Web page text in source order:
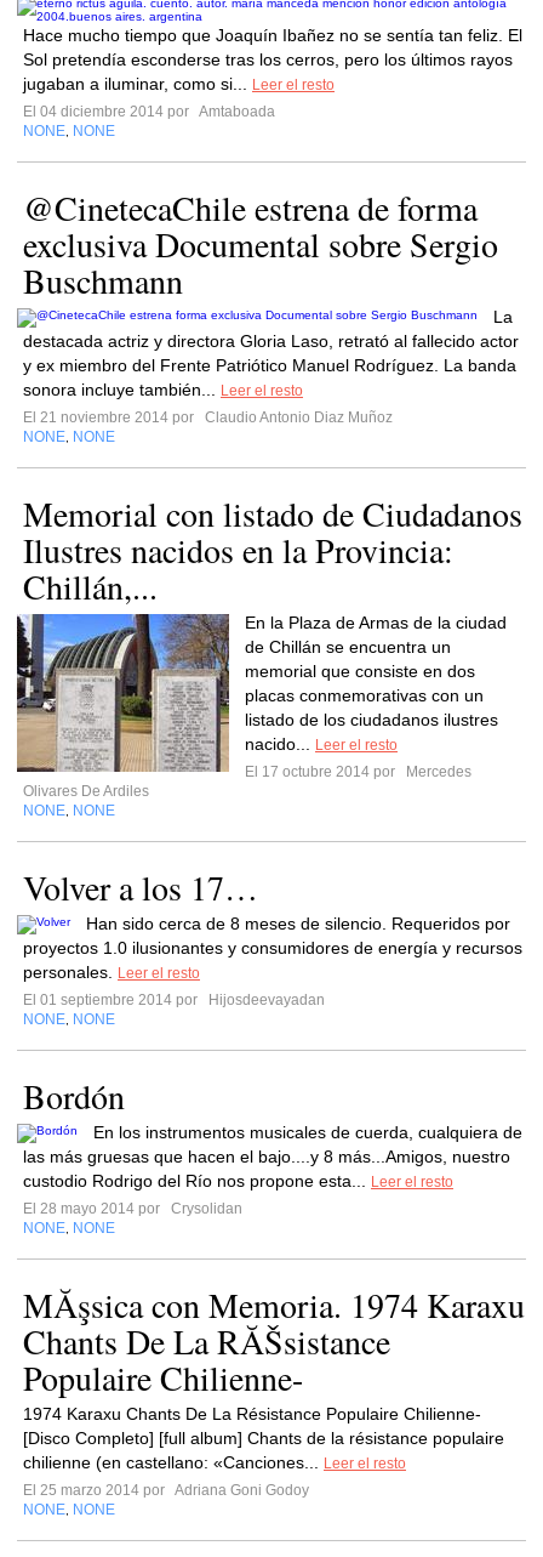
Hace mucho tiempo que Joaquín Ibañez no se sentía tan feliz. El
Sol pretendía esconderse tras los cerros, pero los últimos rayos
jugaban a iluminar, como si...
Leer el resto
El 04 diciembre 2014 por Amtaboada
NONE NONE
@CinetecaChile estrena de forma
exclusiva Documental sobre Sergio
Buschmann
La
destacada actriz y directora Gloria Laso, retrató al fallecido actor
y ex miembro del Frente Patriótico Manuel Rodríguez. La banda
sonora incluye también...
Leer el resto
El 21 noviembre 2014 por
Claudio Antonio Diaz Muñoz
NONE NONE
Memorial con listado de Ciudadanos
Ilustres nacidos en la Provincia:
Chillán,...
En la Plaza de Armas de la ciudad
de Chillán se encuentra un
memorial que consiste en dos
placas conmemorativas con un
listado de los ciudadanos ilustres
nacido...
Leer el resto
El 17 octubre 2014 por
Mercedes
Olivares De Ardiles
NONE NONE
Volver a los 17…
Han sido cerca de 8 meses de silencio. Requeridos por
proyectos 1.0 ilusionantes y consumidores de energía y recursos
personales.
Leer el resto
El 01 septiembre 2014 por
Hijosdeevayadan
NONE NONE
Bordón
En los instrumentos musicales de cuerda, cualquiera de
las más gruesas que hacen el bajo....y 8 más...Amigos, nuestro
custodio Rodrigo del Río nos propone esta...
Leer el resto
El 28 mayo 2014 por
Crysolidan
NONE NONE
MĂşsica con Memoria. 1974 Karaxu
Chants De La RĂŠsistance
Populaire Chilienne-
1974 Karaxu Chants De La Résistance Populaire Chilienne-
[Disco Completo] [full album] Chants de la résistance populaire
chilienne (en castellano: «Canciones...
Leer el resto
El 25 marzo 2014 por Adriana Goni Godoy
NONE NONE